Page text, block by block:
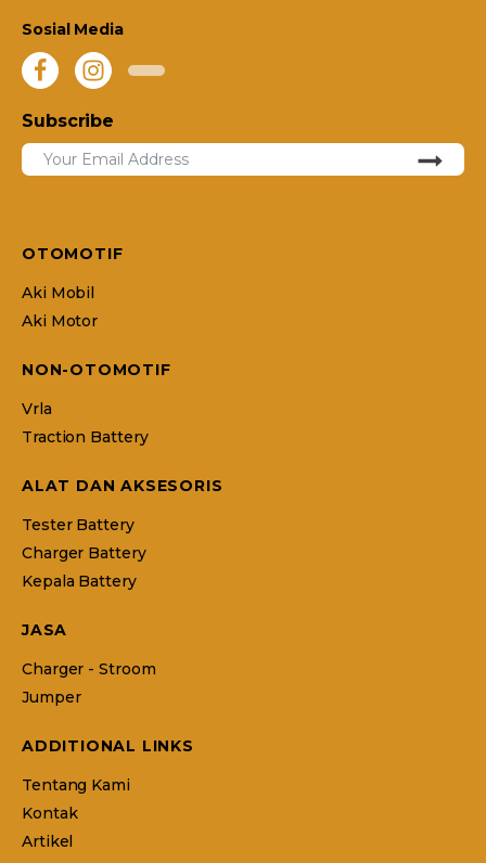
Sosial Media
Subscribe
OTOMOTIF
Aki Mobil
Aki Motor
NON-OTOMOTIF
Vrla
Traction Battery
ALAT DAN AKSESORIS
Tester Battery
Charger Battery
Kepala Battery
JASA
Charger - Stroom
Jumper
ADDITIONAL LINKS
Tentang Kami
Kontak
Artikel